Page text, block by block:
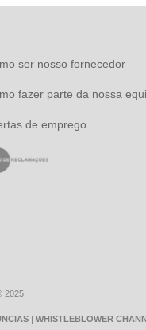
ser nosso fornecedor
fazer parte da nossa
de emprego
2025
| WHISTLEBLOWER